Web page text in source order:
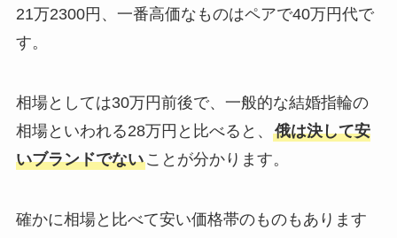
21万2300円、一番高価なものはペアで40万円代で
す。
相場としては30万円前後で、一般的な結婚指輪の
相場といわれる28万円と比べると、 俄は決して安
いブランドでないことが分かります。
確かに相場と比べて安い価格帯のものもあります